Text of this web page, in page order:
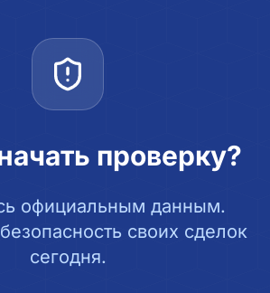
проверку?
официальным данным.
своих сделок
сегодня.